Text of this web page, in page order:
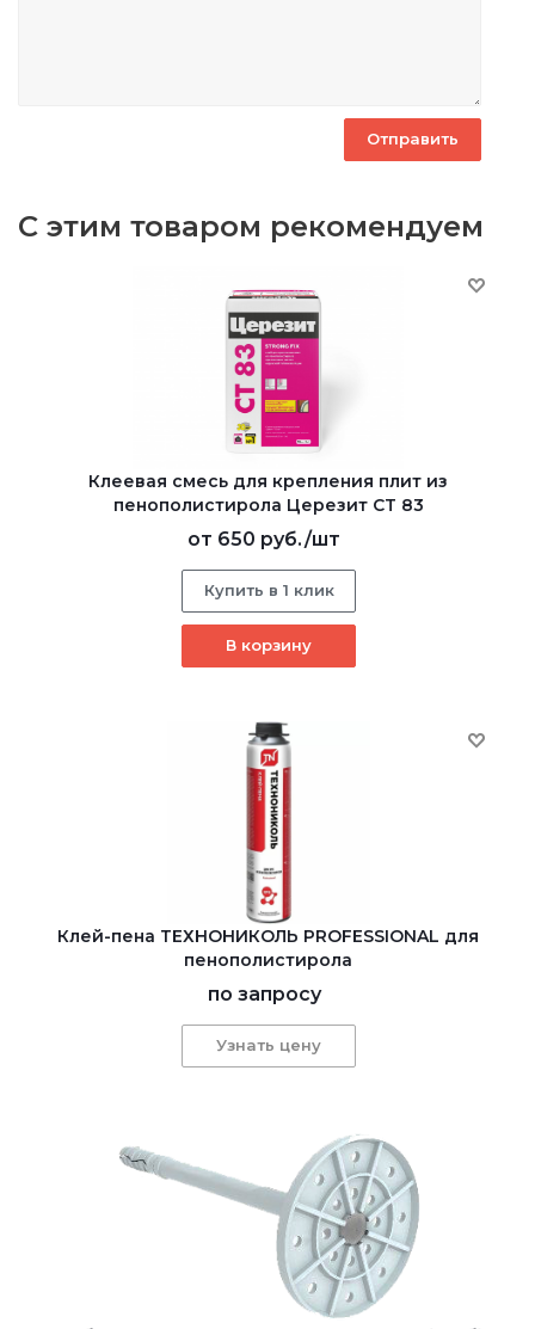
С этим товаром рекомендуем
Клеевая смесь для крепления плит из
пенополистирола Церезит CT 83
от 650 руб./шт
Купить в 1 клик
В корзину
Клей-пена ТЕХНОНИКОЛЬ PROFESSIONAL для
пенополистирола
по запросу
Узнать цену